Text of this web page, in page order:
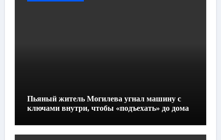
Пьяный житель Могилева угнал машину с
ключами внутри, чтобы «подъехать» до дома